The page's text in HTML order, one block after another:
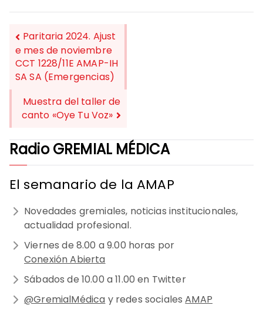
NAVEGACIÓN
DE
ENTRADAS
Paritaria 2024. Ajust
e mes de noviembre
CCT 1228/11E AMAP-IH
SA SA (Emergencias)
Muestra del taller de
canto «Oye Tu Voz»
Radio GREMIAL MÉDICA
El semanario de la AMAP
Novedades gremiales, noticias institucionales,
actualidad profesional.
Viernes de 8.00 a 9.00 horas por
Conexión Abierta
Sábados de 10.00 a 11.00 en Twitter
@GremialMédica y redes socialesAMAP